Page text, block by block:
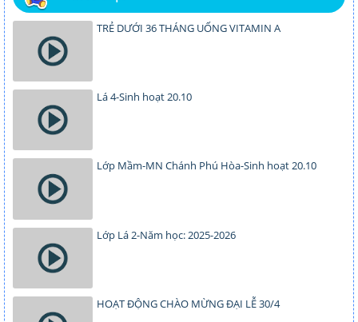
TRẺ DƯỚI 36 THÁNG UỐNG VITAMIN A
Lá 4-Sinh hoạt 20.10
Lớp Mầm-MN Chánh Phú Hòa-Sinh hoạt 20.10
Lớp Lá 2-Năm học: 2025-2026
HOẠT ĐỘNG CHÀO MỪNG ĐẠI LỄ 30/4